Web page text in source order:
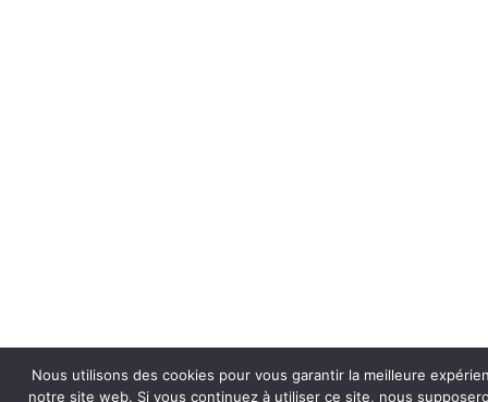
Nous utilisons des cookies pour vous garantir la meilleure
notre site web. Si vous continuez à utiliser ce site, nous